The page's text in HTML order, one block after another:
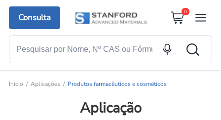
Consulta
0
Início Aplicações Produtos farmacêuticos e cosméticos
Aplicação